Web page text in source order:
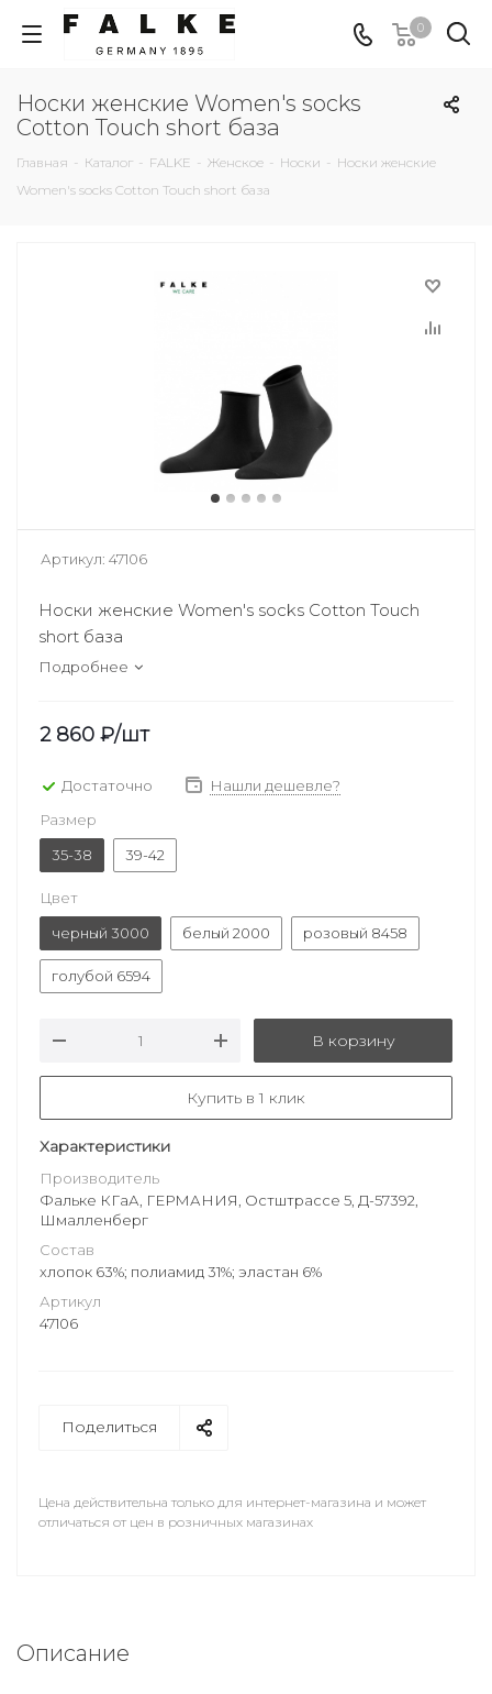
0
Носки женские Women's socks
Cotton Touch short база
Главная - Каталог - FALKE - Женское - Носки - Носки женские
Women's socks Cotton Touch short база
Артикул: 47106
Носки женские Women's socks Cotton Touch
short база
Подробнее
2 860 ₽/шт
Достаточно
Нашли дешевле?
Размер
35-38
39-42
Цвет
черный 3000
белый 2000 розовый 8458
голубой 6594
В корзину
Купить в 1 клик
Характеристики
Производитель
Фальке КГаА, ГЕРМАНИЯ, Остштрассе 5, Д-57392,
Шмалленберг
Состав
хлопок 63%; полиамид 31%; эластан 6%
Артикул
47106
Поделиться
Цена действительна только для интернет-магазина и может
отличаться от цен в розничных магазинах
Описание